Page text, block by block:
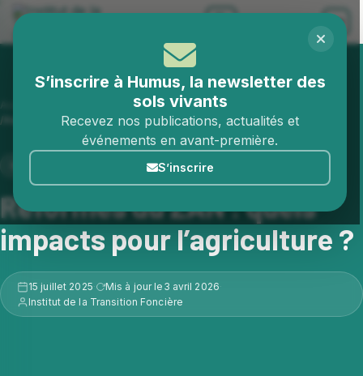
Aller au contenu
S’inscrire à Humus, la newsletter des
sols vivants
Recevez nos publications, actualités et
événements en avant-première.
S’inscrire
Réformes du ZAN : quels impacts pour l’agriculture ?
Réformes du ZAN : quels
impacts pour l’agriculture ?
15 juillet 2025· Mis à jour le 3 avril 2026·
Institut de la Transition Foncière